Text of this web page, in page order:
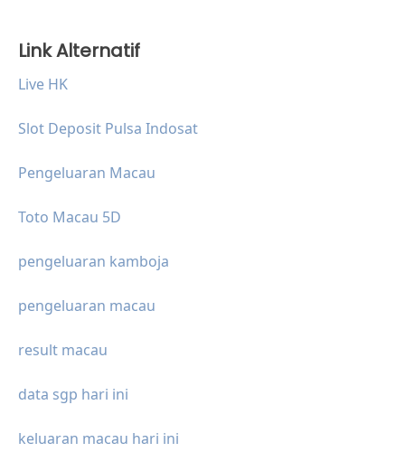
Link Alternatif
Live HK
Slot Deposit Pulsa Indosat
Pengeluaran Macau
Toto Macau 5D
pengeluaran kamboja
pengeluaran macau
result macau
data sgp hari ini
keluaran macau hari ini